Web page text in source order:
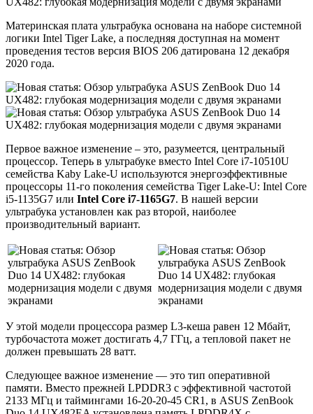
Материнская плата ультрабука основана на наборе системной
логики Intel Tiger Lake, а последняя доступная на момент
проведения тестов версия BIOS 206 датирована 12 декабря
2020 года.
Первое важное изменение – это, разумеется, центральный
процессор. Теперь в ультрабуке вместо Intel Core i7-10510U
семейства Kaby Lake-U используются энергоэффективные
процессоры 11-го поколения семейства Tiger Lake-U: Intel Core
i5-1135G7 или Intel Core i7-1165G7. В нашей версии
ультрабука установлен как раз второй, наиболее
производительный вариант.
У этой модели процессора размер L3-кеша равен 12 Мбайт,
турбочастота может достигать 4,7 ГГц, а тепловой пакет не
должен превышать 28 ватт.
Следующее важное изменение — это тип оперативной
памяти. Вместо прежней LPDDR3 с эффективной частотой
2133 МГц и таймингами 16-20-20-45 CR1, в ASUS ZenBook